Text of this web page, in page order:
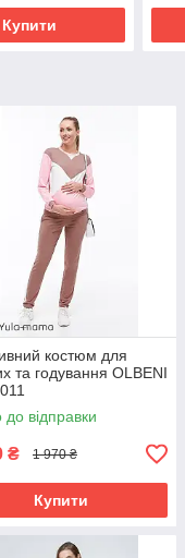
Купити
костюм для
та годування OLBENI
до відправки
₴ 1 970 ₴
Купити